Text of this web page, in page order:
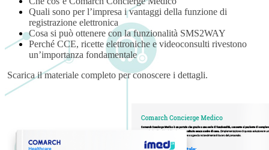
Quali sono per l’impresa i vantaggi della funzione di
registrazione elettronica
Cosa si può ottenere con la funzionalità SMS2WAY
Perché CCE, ricette elettroniche e videoconsulti rivestono
un’importanza fondamentale
Scarica il materiale completo per conoscere i dettagli.